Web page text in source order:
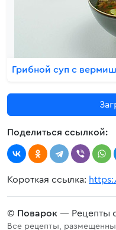
Грибной суп с
Поделиться ссылкой:
Короткая ссылка:
© Поварок — Рецепты
Все рецепты,